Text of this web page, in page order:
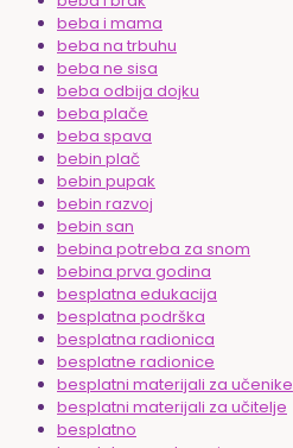
beba i mama
beba na trbuhu
beba ne sisa
beba odbija dojku
beba plače
beba spava
bebin plač
bebin pupak
bebin razvoj
bebin san
bebina potreba za snom
bebina prva godina
besplatna edukacija
besplatna podrška
besplatna radionica
besplatne radionice
besplatni materijali za učenike
besplatni materijali za učitelje
besplatno